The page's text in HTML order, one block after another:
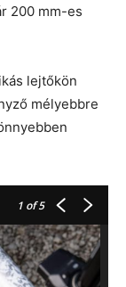
200 mm-es
lejtőkön
mélyebbre
1 of 5